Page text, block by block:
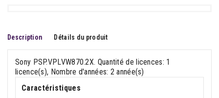
Description Détails du produit
Sony PSP.VPLVW870.2X. Quantité de licences: 1
licence(s), Nombre d'années: 2 année(s)
Caractéristiques